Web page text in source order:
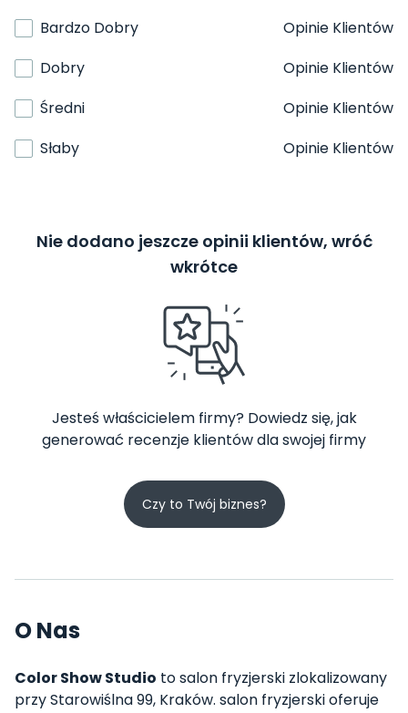
Bardzo Dobry
Opinie Klientów
Dobry
Opinie Klientów
Średni
Opinie Klientów
Słaby
Opinie Klientów
Nie dodano jeszcze opinii klientów, wróć
wkrótce
Jesteś właścicielem firmy? Dowiedz się, jak
generować recenzje klientów dla swojej firmy
Czy to Twój biznes?
O Nas
Color Show Studio to salon fryzjerski zlokalizowany
przy Starowiślna 99, Kraków. salon fryzjerski oferuje